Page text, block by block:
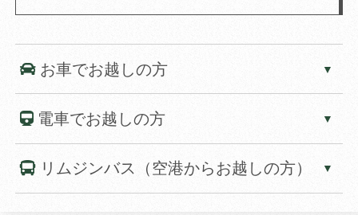
お車でお越しの方
電車でお越しの方
リムジンバス（空港からお越しの方）